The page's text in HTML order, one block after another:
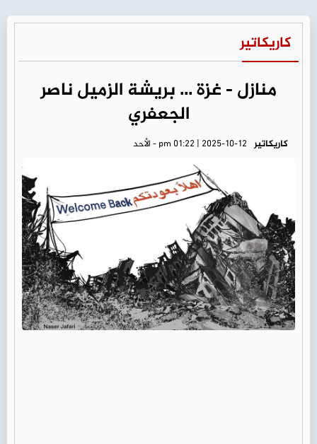
كاريكاتير
منازل - غزة ... بريشة الزميل ناصر
الجعفري
كاريكاتير pm 01:22 | 2025-10-12 - الأحد